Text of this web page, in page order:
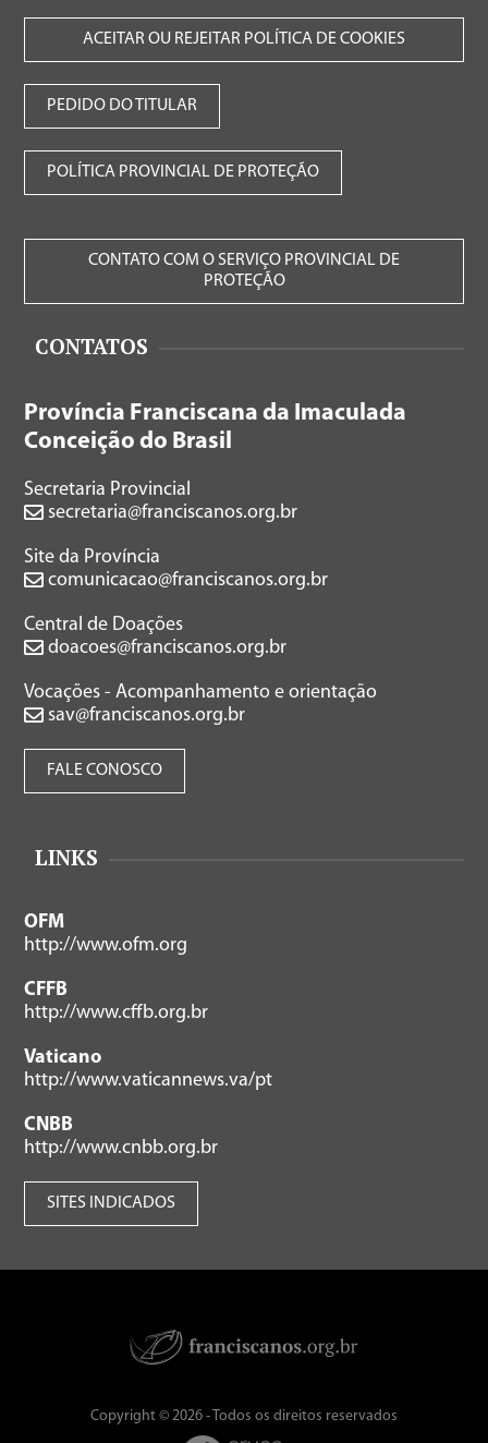
ACEITAR OU REJEITAR POLÍTICA DE COOKIES
PEDIDO DO TITULAR
POLÍTICA PROVINCIAL DE PROTEÇÃO
CONTATO COM O SERVIÇO PROVINCIAL DE
PROTEÇÃO
CONTATOS
Província Franciscana da Imaculada
Conceição do Brasil
Secretaria Provincial
secretaria@franciscanos.org.br
Site da Província
comunicacao@franciscanos.org.br
Central de Doações
doacoes@franciscanos.org.br
Vocações - Acompanhamento e orientação
sav@franciscanos.org.br
FALE CONOSCO
LINKS
OFM
http://www.ofm.org
CFFB
http://www.cffb.org.br
Vaticano
http://www.vaticannews.va/pt
CNBB
http://www.cnbb.org.br
SITES INDICADOS
Copyright © 2026 - Todos os direitos reservados